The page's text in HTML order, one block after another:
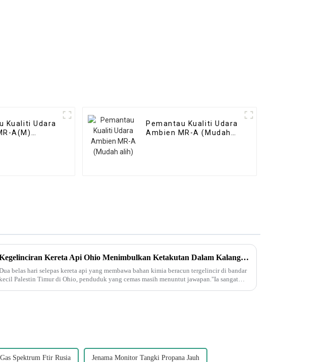
Kualiti Udara
A(M)
Pemantau Kualiti Udara
Ambien MR-A (Mudah
Kegelinciran Kereta Api Ohio Menimbulkan Ketakutan Dalam Kalangan Penduduk Bandar Kecil Mengenai Bahan Toksik.
belas hari selepas kereta api yang membawa bahan kimia beracun tergelincir di bandar
Palestin Timur di Ohio, penduduk yang cemas masih menuntut jawapan."Ia sangat
Spektrum Ftir Rusia Jenama Monitor Tangki Propana Jauh